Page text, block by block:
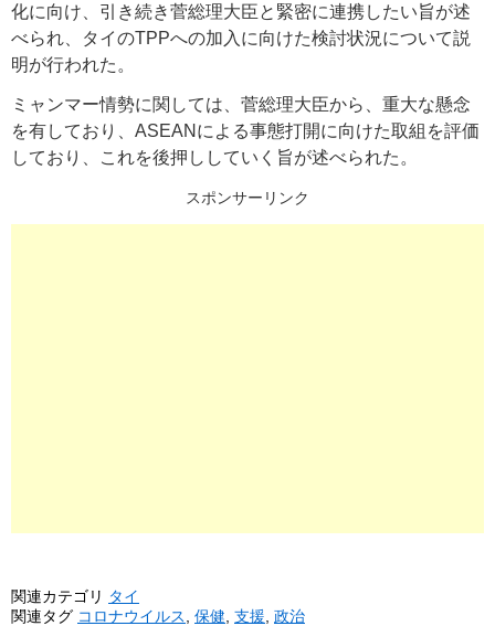
化に向け、引き続き菅総理大臣と緊密に連携したい旨が述
べられ、タイのTPPへの加入に向けた検討状況について説
明が行われた。
ミャンマー情勢に関しては、菅総理大臣から、重大な懸念
を有しており、ASEANによる事態打開に向けた取組を評価
しており、これを後押ししていく旨が述べられた。
スポンサーリンク
関連カテゴリ タイ
関連タグ コロナウイルス 保健 支援 政治